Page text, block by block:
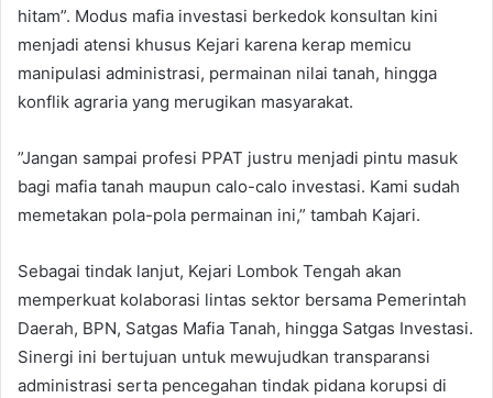
hitam”. Modus mafia investasi berkedok konsultan kini
menjadi atensi khusus Kejari karena kerap memicu
manipulasi administrasi, permainan nilai tanah, hingga
konflik agraria yang merugikan masyarakat.
​”Jangan sampai profesi PPAT justru menjadi pintu masuk
bagi mafia tanah maupun calo-calo investasi. Kami sudah
memetakan pola-pola permainan ini,” tambah Kajari.
​Sebagai tindak lanjut, Kejari Lombok Tengah akan
memperkuat kolaborasi lintas sektor bersama Pemerintah
Daerah, BPN, Satgas Mafia Tanah, hingga Satgas Investasi.
Sinergi ini bertujuan untuk mewujudkan transparansi
administrasi serta pencegahan tindak pidana korupsi di